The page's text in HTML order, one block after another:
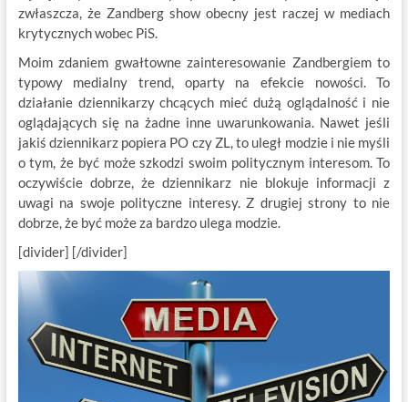
zwłaszcza, że Zandberg show obecny jest raczej w mediach
krytycznych wobec PiS.
Moim zdaniem gwałtowne zainteresowanie Zandbergiem to
typowy medialny trend, oparty na efekcie nowości. To
działanie dziennikarzy chcących mieć dużą oglądalność i nie
oglądających się na żadne inne uwarunkowania. Nawet jeśli
jakiś dziennikarz popiera PO czy ZL, to uległ modzie i nie myśli
o tym, że być może szkodzi swoim politycznym interesom. To
oczywiście dobrze, że dziennikarz nie blokuje informacji z
uwagi na swoje polityczne interesy. Z drugiej strony to nie
dobrze, że być może za bardzo ulega modzie.
[divider] [/divider]